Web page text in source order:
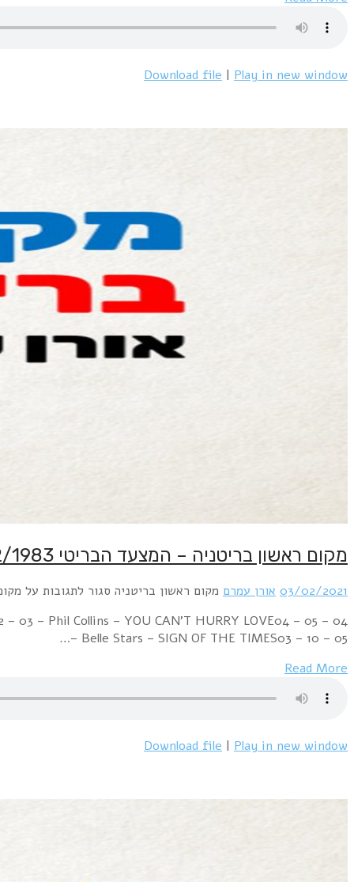
Week Ending 05 February 1983 05 – 01 – 01 – Men At